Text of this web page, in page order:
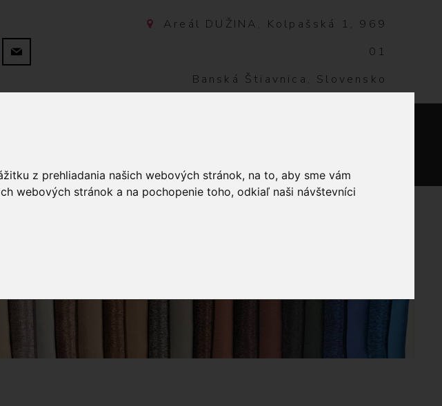
z prehliadania našich webových stránok, na to, aby sme vám
webových stránok a na pochopenie toho, odkiaľ naši návštevníci
Areál DUŽINA, Kolpašská 1, 969
01
Banská Štiavnica, Slovensko